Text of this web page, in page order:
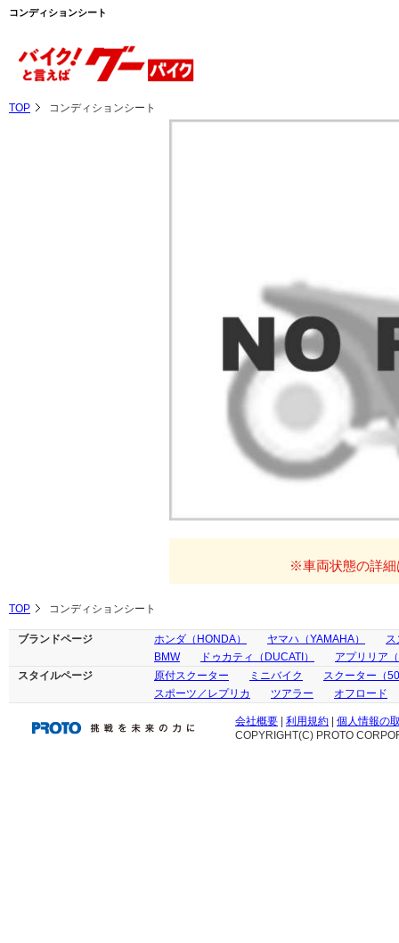
コンディションシート
TOP コンディションシート
※車両状態の詳細
TOP コンディションシート
ブランドページ ホンダ（HONDA） ヤマハ（YAMAHA）
ス
BMW
ドゥカティ（DUCATI）
アプリリア
スタイルページ
原付スクーター ミニバイク
スクーター（
スポーツ／レプリカ
ツアラー オフロード
会社概要 利用規約
個人情報の
COPYRIGHT(C) PROTO